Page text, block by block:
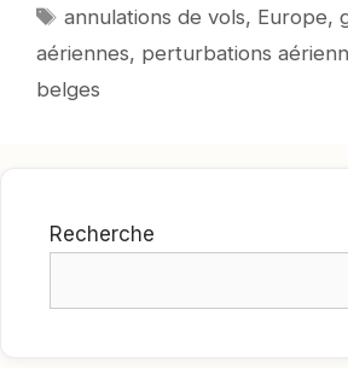
Mots-
clés
annulations de vols, Europe,
aériennes, perturbations
belges
Recherche